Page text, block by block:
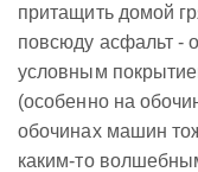
притащить домой
повсюду асфальт -
условным
(особенно на
обочинах машин
каким-то